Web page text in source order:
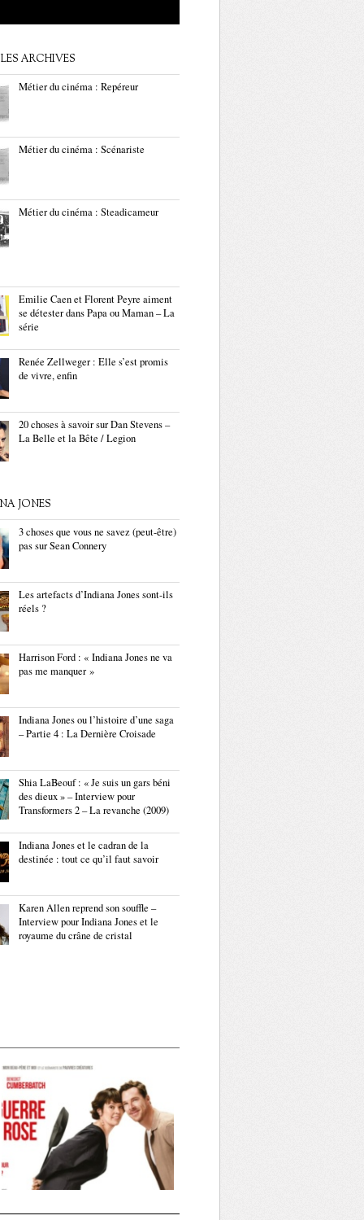
ARCHIVES
Métier du cinéma : Repéreur
Métier du cinéma : Scénariste
Métier du cinéma : Steadicameur
Emilie Caen et Florent Peyre aiment
se détester dans Papa ou Maman – La
série
Renée Zellweger : Elle s’est promis
de vivre, enfin
20 choses à savoir sur Dan Stevens –
La Belle et la Bête / Legion
JONES
3 choses que vous ne savez (peut-être)
pas sur Sean Connery
Les artefacts d’Indiana Jones sont-ils
réels ?
Harrison Ford : « Indiana Jones ne va
pas me manquer »
Indiana Jones ou l’histoire d’une saga
– Partie 4 : La Dernière Croisade
Shia LaBeouf : « Je suis un gars béni
des dieux » – Interview pour
Transformers 2 – La revanche (2009)
Indiana Jones et le cadran de la
destinée : tout ce qu’il faut savoir
Karen Allen reprend son souffle –
Interview pour Indiana Jones et le
royaume du crâne de cristal